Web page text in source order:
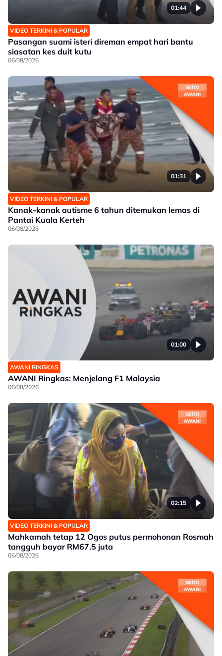
01:44
VIDEO TERKINI & POPULAR
Pasangan suami isteri direman empat hari bantu
siasatan kes duit kutu
06/08/2026
01:31
VIDEO TERKINI & POPULAR
Kanak-kanak autisme 6 tahun ditemukan lemas di
Pantai Kuala Kerteh
06/08/2026
01:00
AWANI RINGKAS
AWANI Ringkas: Menjelang F1 Malaysia
06/08/2026
02:15
VIDEO TERKINI & POPULAR
Mahkamah tetap 12 Ogos putus permohonan Rosmah
tangguh bayar RM67.5 juta
06/08/2026